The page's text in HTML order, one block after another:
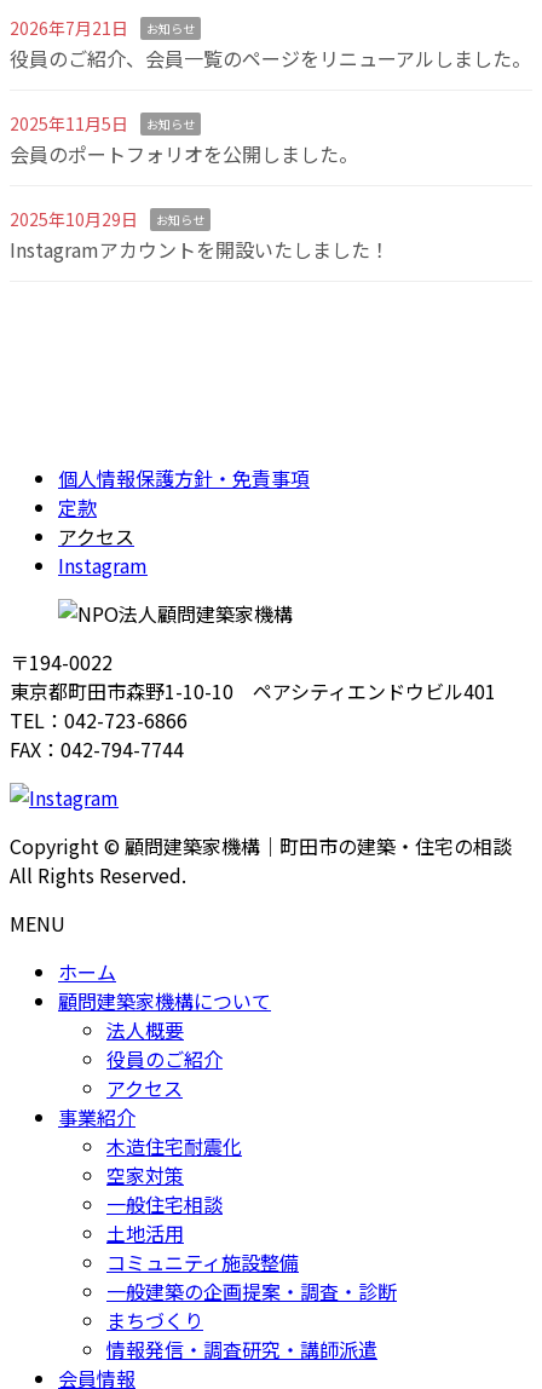
2026年7月21日 お知らせ
役員のご紹介、会員一覧のページをリニューアルしました。
2025年11月5日 お知らせ
会員のポートフォリオを公開しました。
2025年10月29日 お知らせ
Instagramアカウントを開設いたしました！
個人情報保護方針・免責事項
定款
アクセス
Instagram
〒194-0022
東京都町田市森野1-10-10 ペアシティエンドウビル401
TEL：042-723-6866
FAX：042-794-7744
Copyright © 顧問建築家機構｜町田市の建築・住宅の相談
All Rights Reserved.
MENU
ホーム
顧問建築家機構について
法人概要
役員のご紹介
アクセス
事業紹介
木造住宅耐震化
空家対策
一般住宅相談
土地活用
コミュニティ施設整備
一般建築の企画提案・調査・診断
まちづくり
情報発信・調査研究・講師派遣
会員情報